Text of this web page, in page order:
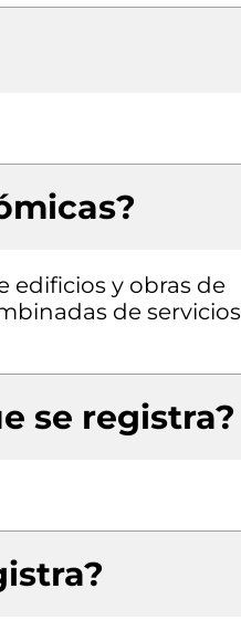
edificios y obras de
de servicios
se registra?